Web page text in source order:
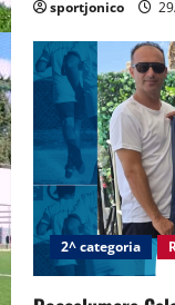
nsportjonico
2^ categoria